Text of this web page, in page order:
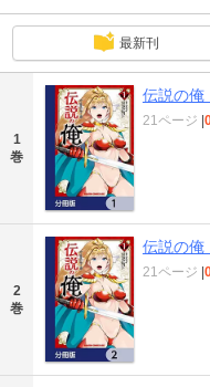
最新刊
1
巻
伝説の
21ページ |
2
巻
伝説の
21ページ |